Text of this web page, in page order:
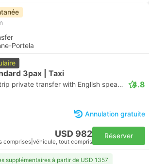
Portela
3pax | Taxi
Daytrip private transfer with English speaking driver 4.8
Annulation gratuite
USD 982
comprises véhicule, tout compris
Réserver
supplémentaires à partir de USD 1357